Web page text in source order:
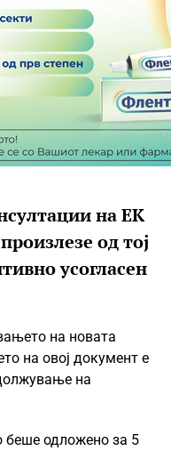
на ЕК
од тој
усогласен
на новата
на овој документ е
на
беше одложено за 5